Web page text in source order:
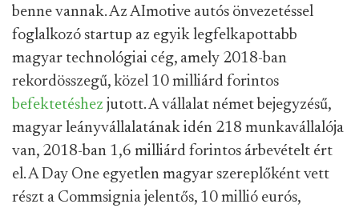
benne vannak. Az AImotive autós önvezetéssel
foglalkozó startup az egyik legfelkapottabb
magyar technológiai cég, amely 2018-ban
rekordösszegű, közel 10 milliárd forintos
befektetéshez jutott. A vállalat német bejegyzésű,
magyar leányvállalatának idén 218 munkavállalója
van, 2018-ban 1,6 milliárd forintos árbevételt ért
el. A Day One egyetlen magyar szereplőként vett
részt a Commsignia jelentős, 10 millió eurós,